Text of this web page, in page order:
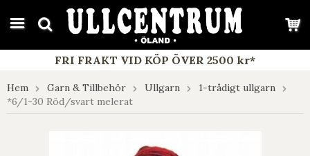
google-site-verification: google7e4b1026db5d9f32.html
FRI FRAKT VID KÖP ÖVER 2500 kr*
Hem Garn & Tillbehör Ullgarn
1-trådigt ullgarn
*6/1-30 Röd/svart melerat